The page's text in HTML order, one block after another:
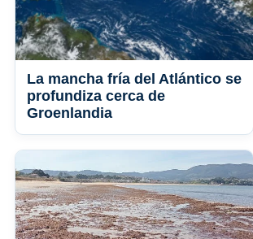
La mancha fría del Atlántico se
profundiza cerca de
Groenlandia